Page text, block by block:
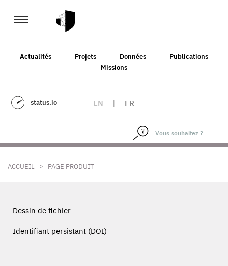
Actualités Projets Données
Publications
Missions
status.io EN | FR
ACCUEIL > PAGE PRODUIT
Dessin de fichier
Identifiant persistant (DOI)